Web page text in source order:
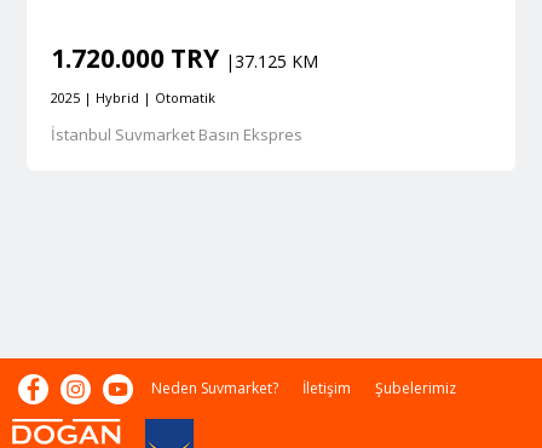
1.720.000 TRY |37.125 KM
2025 | Hybrid | Otomatik
İstanbul Suvmarket Basın Ekspres
Neden Suvmarket? İletişim Şubelerimiz